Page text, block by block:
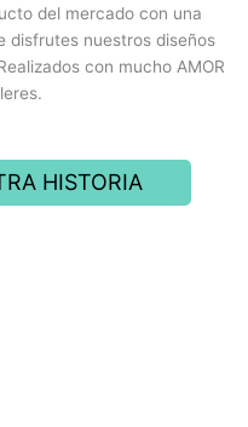
del mercado con una
disfrutes nuestros diseños
con mucho AMOR
HISTORIA